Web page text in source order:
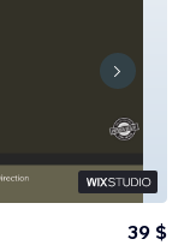
39 $